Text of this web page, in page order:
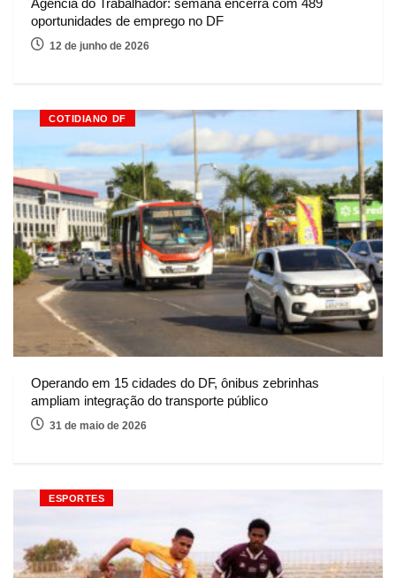
Agência do Trabalhador: semana encerra com 489
oportunidades de emprego no DF
12 de junho de 2026
COTIDIANO DF
Operando em 15 cidades do DF, ônibus zebrinhas
ampliam integração do transporte público
31 de maio de 2026
ESPORTES